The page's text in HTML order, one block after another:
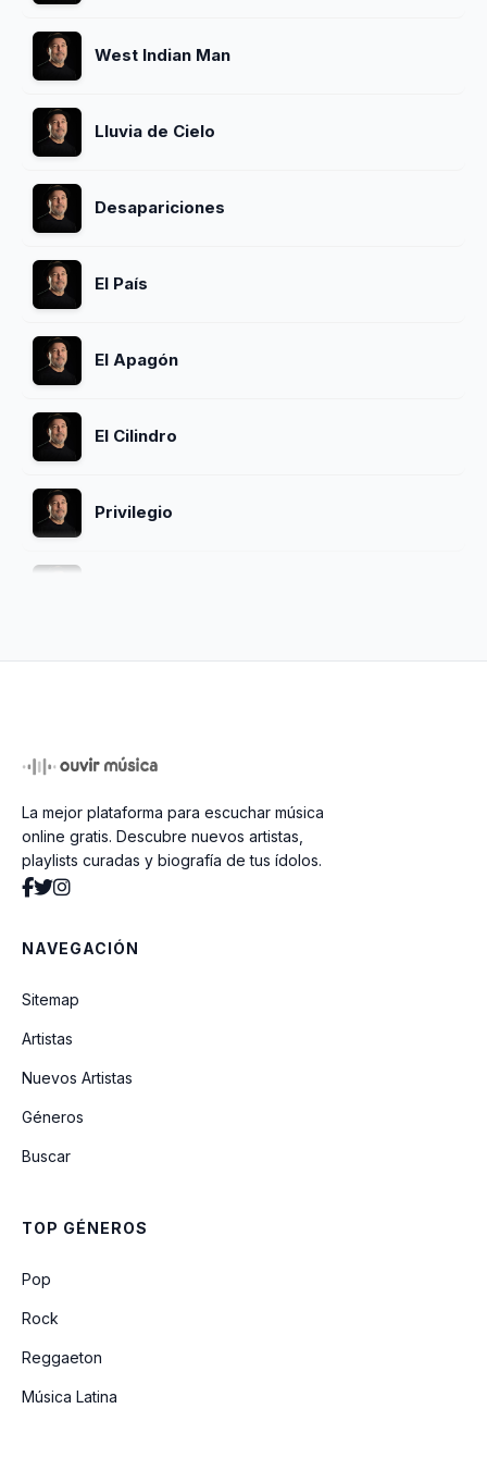
West Indian Man
Lluvia de Cielo
Desapariciones
El País
El Apagón
El Cilindro
Privilegio
El Cazangero
Sumergeme
La mejor plataforma para escuchar música
online gratis. Descubre nuevos artistas,
playlists curadas y biografía de tus ídolos.
NAVEGACIÓN
Sitemap
Artistas
Nuevos Artistas
Géneros
Buscar
TOP GÉNEROS
Pop
Rock
Reggaeton
Música Latina